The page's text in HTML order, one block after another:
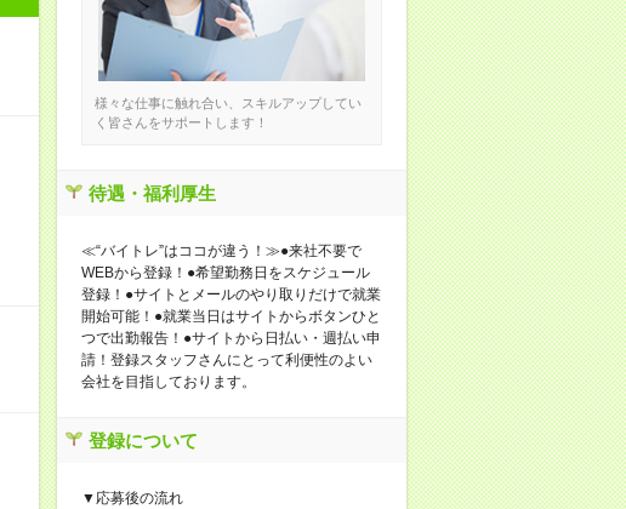
様々な仕事に触れ合い、スキルアップしてい
く皆さんをサポートします！
待遇・福利厚生
≪“バイトレ”はココが違う！≫●来社不要で
WEBから登録！●希望勤務日をスケジュール
登録！●サイトとメールのやり取りだけで就業
開始可能！●就業当日はサイトからボタンひと
つで出勤報告！●サイトから日払い・週払い申
請！登録スタッフさんにとって利便性のよい
会社を目指しております。
登録について
▼応募後の流れ